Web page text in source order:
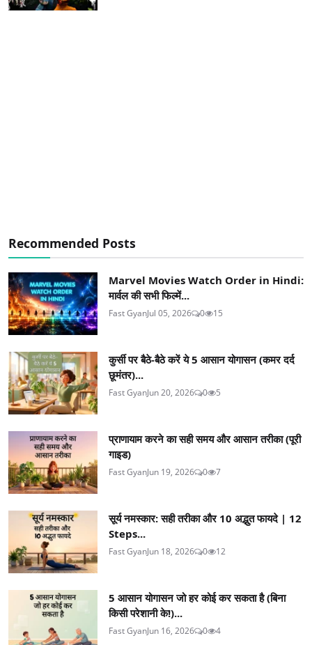
Recommended Posts
Marvel Movies Watch Order in Hindi:
मार्वल की सभी फिल्में...
Fast GyanJul 05, 2026 0 15
कुर्सी पर बैठे-बैठे करें ये 5 आसान योगासन (कमर दर्द
छूमंतर)...
Fast GyanJun 20, 2026 0 5
प्राणायाम करने का सही समय और आसान तरीका (पूरी
गाइड)
Fast GyanJun 19, 2026 0 7
सूर्य नमस्कार: सही तरीका और 10 अद्भुत फायदे | 12
Steps...
Fast GyanJun 18, 2026 0 12
5 आसान योगासन जो हर कोई कर सकता है (बिना
किसी परेशानी के!)...
Fast GyanJun 16, 2026 0 4